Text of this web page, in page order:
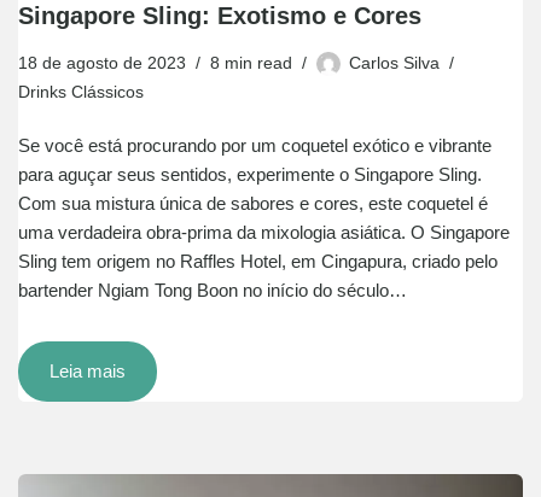
Singapore Sling: Exotismo e Cores
18 de agosto de 2023 8 min read
Carlos Silva
Drinks Clássicos
Se você está procurando por um coquetel exótico e vibrante
para aguçar seus sentidos, experimente o Singapore Sling.
Com sua mistura única de sabores e cores, este coquetel é
uma verdadeira obra-prima da mixologia asiática. O Singapore
Sling tem origem no Raffles Hotel, em Cingapura, criado pelo
bartender Ngiam Tong Boon no início do século…
Leia mais